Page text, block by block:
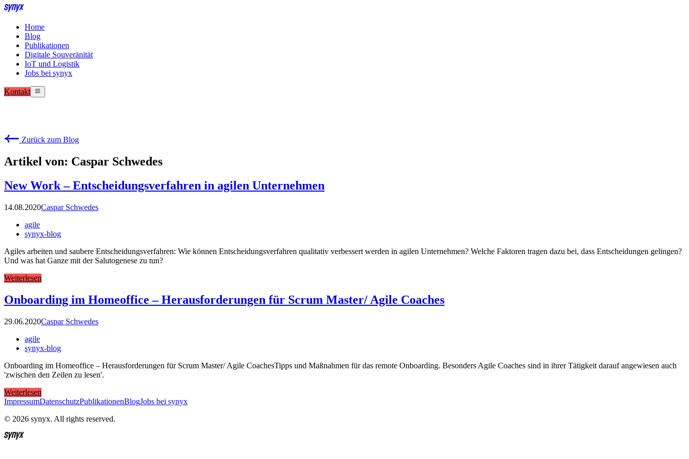
Home
Blog
Publikationen
Digitale Souveränität
IoT und Logistik
Jobs bei synyx
Kontakt
Zurück zum Blog
Artikel von: Caspar Schwedes
New Work – Entscheidungsverfahren in agilen Unternehmen
14.08.2020Caspar Schwedes
agile
synyx-blog
Agiles arbeiten und saubere Entscheidungsverfahren: Wie können Entscheidungsverfahren qualitativ verbessert werden in agilen Unternehmen? Welche Faktoren tragen dazu bei, dass Entscheidungen gelingen?
Und was hat Ganze mit der Salutogenese zu tun?
Weiterlesen
Onboarding im Homeoffice – Herausforderungen für Scrum Master/ Agile Coaches
29.06.2020Caspar Schwedes
agile
synyx-blog
Onboarding im Homeoffice – Herausforderungen für Scrum Master/ Agile CoachesTipps und Maßnahmen für das remote Onboarding. Besonders Agile Coaches sind in ihrer Tätigkeit darauf angewiesen auch
'zwischen den Zeilen zu lesen'.
Weiterlesen
ImpressumDatenschutzPublikationenBlogJobs bei synyx
© 2026 synyx. All rights reserved.